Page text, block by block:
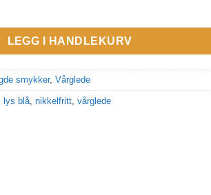
lys blå antall
LEGG I HANDLEKURV
smykker, Vårglede
lys blå nikkelfritt vårglede